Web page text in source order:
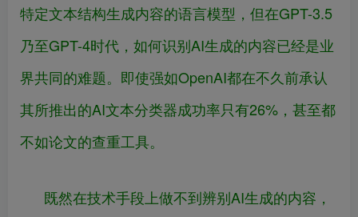
特定文本结构生成内容的语言模型，但在GPT-3.5
乃至GPT-4时代，如何识别AI生成的内容已经是业
界共同的难题。即使强如OpenAI都在不久前承认
其所推出的AI文本分类器成功率只有26%，甚至都
不如论文的查重工具。
既然在技术手段上做不到辨别AI生成的内容，